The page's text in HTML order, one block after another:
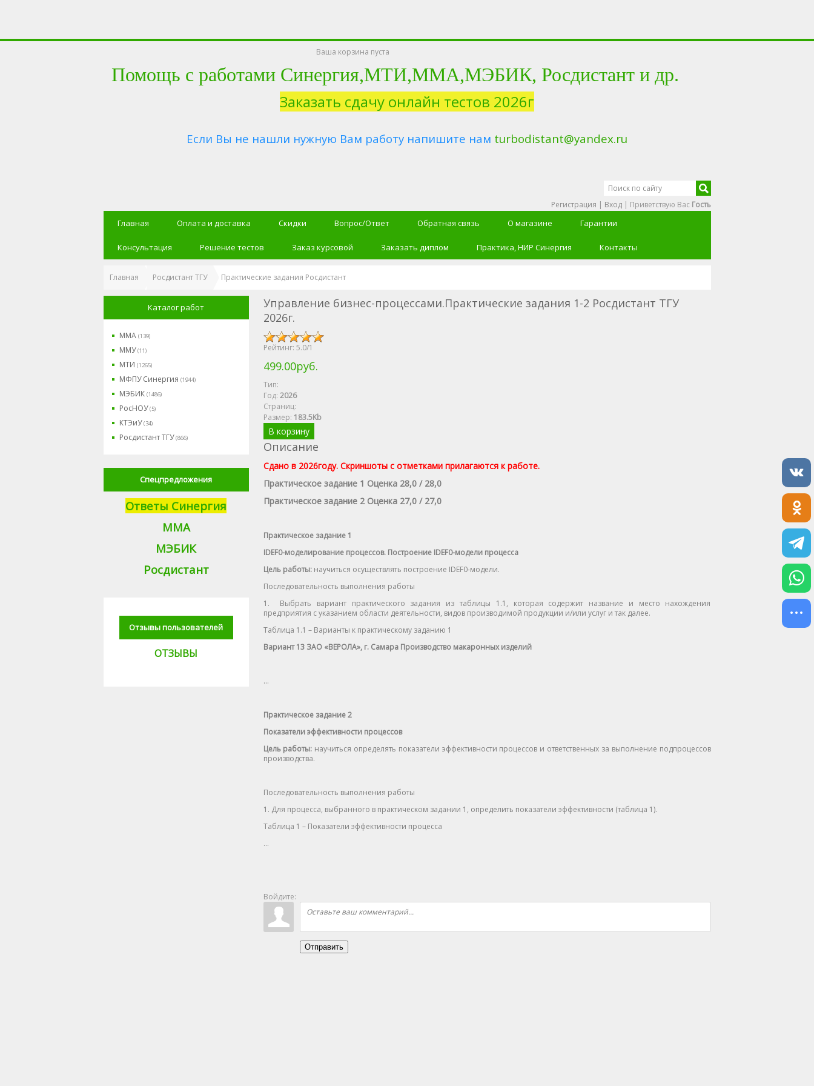
Ваша корзина пуста
Помощь с работами Синергия,МТИ,ММА,МЭБИК, Росдистант и др.
Заказать сдачу онлайн тестов 2026г
Если Вы не нашли нужную Вам работу напишите нам turbodistant@yandex.ru
Регистрация | Вход| Приветствую Вас Гость
Главная Оплата и доставка Скидки Вопрос/Ответ Обратная связь О магазине Гарантии
Консультация Решение тестов Заказ курсовой Заказать диплом Практика, НИР Синергия Контакты
Главная Росдистант ТГУ Практические задания Росдистант
Каталог работ
ММА (139)
ММУ(11)
МТИ (1265)
МФПУ Синергия (1944)
МЭБИК (1486)
РосНОУ(5)
КТЭиУ(34)
Росдистант ТГУ(866)
Спецпредложения
Ответы Синергия
ММА
МЭБИК
Росдистант
Отзывы пользователей
ОТЗЫВЫ
Управление бизнес-процессами.Практические задания 1-2 Росдистант ТГУ
2026г.
Рейтинг: 5.0/1
499.00руб.
Тип:
Год: 2026
Страниц:
Размер: 183.5Kb
В корзину
Описание
Сдано в 2026году. Скриншоты с отметками прилагаются к работе.
Практическое задание 1 Оценка 28,0 / 28,0
Практическое задание 2 Оценка 27,0 / 27,0
Практическое задание 1
IDEF0-моделирование процессов. Построение IDEF0-модели процесса
Цель работы:научиться осуществлять построение IDEF0-модели.
Последовательность выполнения работы
1. Выбрать вариант практического задания из таблицы 1.1, которая содержит название и место нахождения
предприятия с указанием области деятельности, видов производимой продукции и/или услуг и так далее.
Таблица 1.1 – Варианты к практическому заданию 1
Вариант 13 ЗАО «ВЕРОЛА», г. Самара Производство макаронных изделий
…
Практическое задание 2
Показатели эффективности процессов
Цель работы: научиться определять показатели эффективности процессов и ответственных за выполнение подпроцессов
производства.
Последовательность выполнения работы
1. Для процесса, выбранного в практическом задании 1, определить показатели эффективности (таблица 1).
Таблица 1 – Показатели эффективности процесса
...
Войдите:
Отправить